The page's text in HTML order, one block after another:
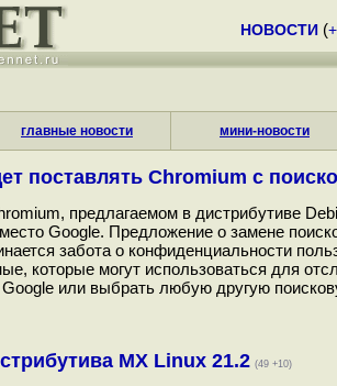
НОВОСТИ (+
главные новости мини-новости
поставлять Chromium с
предлагаемом в дистрибутиве
Google. Предложение о замене
забота о конфиденциальности
которые могут использоваться для
или выбрать любую другую
MX Linux 21.2 (49 +10)